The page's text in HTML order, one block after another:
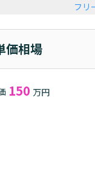
フリ
価相場
150 万円